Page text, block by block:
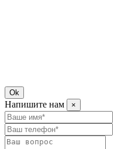
Ok
Напишите нам ×